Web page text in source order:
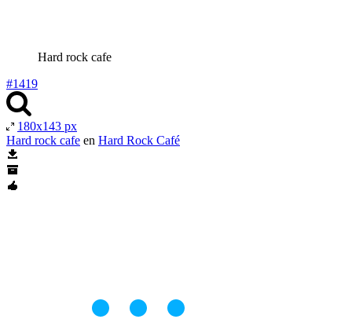
Hard rock cafe
#1419
180x143 px
Hard rock cafe en Hard Rock Café